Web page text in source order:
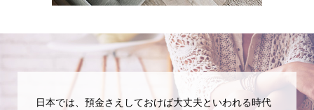
日本では、預金さえしておけば大丈夫といわれる時代